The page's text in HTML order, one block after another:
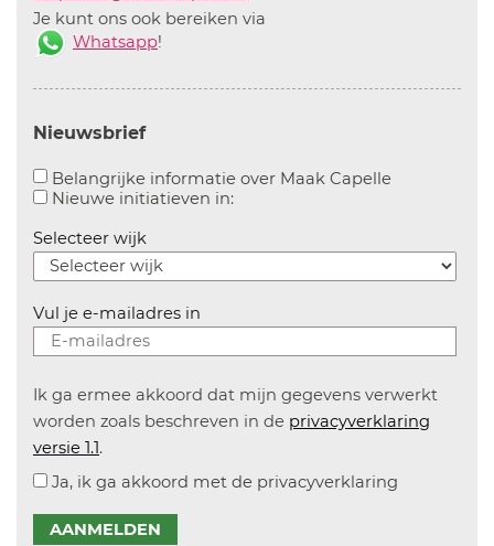
Je kunt ons ook bereiken via
Whatsapp!
Nieuwsbrief
Belangrijke informatie over Maak CapelleAanvinken
Nieuwe initiatieven in:Aanvinken om informatie over
Selecteer wijk
Vul je e-mailadres in
Ik ga ermee akkoord dat mijn gegevens verwerkt
worden zoals beschreven in de privacyverklaring
versie 1.1.
Ja, ik ga akkoord met de privacyverklaring
AANMELDEN